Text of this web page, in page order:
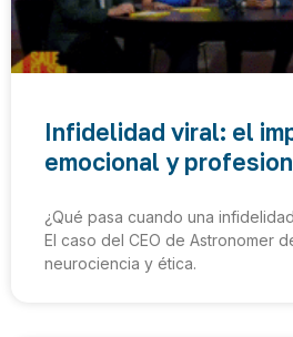
Infidelidad viral: el
emocional y
¿Qué pasa cuando una
El caso del CEO de Astronomer
neurociencia y ética.